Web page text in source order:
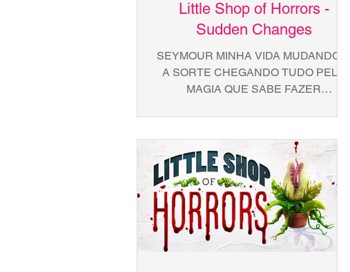
Little Shop of Horrors -
Sudden Changes
SEYMOUR MINHA VIDA MUDANDO É
A SORTE CHEGANDO TUDO PELA
MAGIA QUE SABE FAZER
ESSA...